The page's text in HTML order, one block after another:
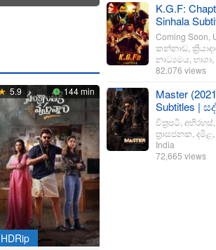
5.9 144 min
HDRip
K.G.F:
Sinhala
Coming Soon
කන්නාඩ
නාට්‍යමය භාශා
82,076 views
Master
Subtitles |
චිත්‍රපටි අභිරහස්
ත්‍රාසජනක දමිළ
India
72,665 views